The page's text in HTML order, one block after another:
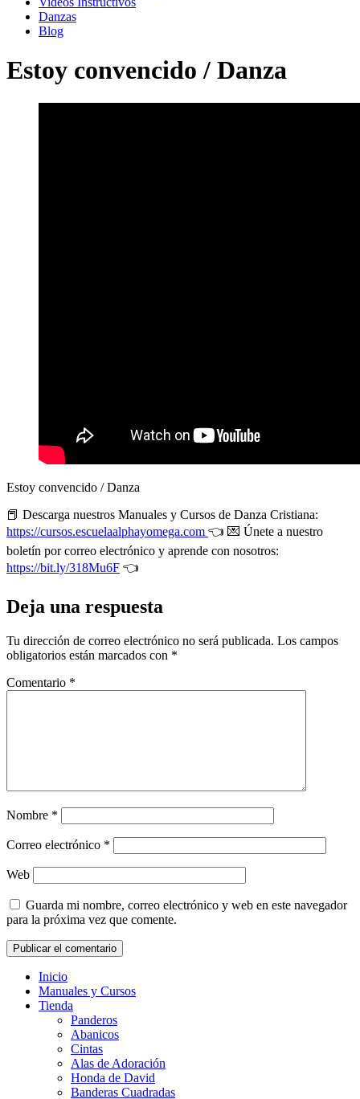
Danzas
Blog
Estoy convencido / Danza
Estoy convencido / Danza
📕 Descarga nuestros Manuales y Cursos de Danza Cristiana:
https://cursos.escuelaalphayomega.com 👈 💌 Únete a nuestro
boletín por correo electrónico y aprende con nosotros:
https://bit.ly/318Mu6F 👈
Deja una respuesta
Tu dirección de correo electrónico no será publicada. Los campos
obligatorios están marcados con *
Comentario *
Nombre *
Correo electrónico *
Web
Guarda mi nombre, correo electrónico y web en este navegador
para la próxima vez que comente.
Inicio
Manuales y Cursos
Tienda
Panderos
Abanicos
Cintas
Alas de Adoración
Honda de David
Banderas Cuadradas